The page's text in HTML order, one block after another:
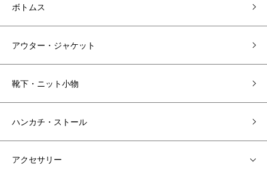
ボトムス
アウター・ジャケット
靴下・ニット小物
ハンカチ・ストール
アクセサリー